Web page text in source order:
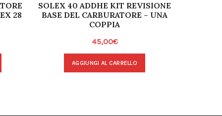
28
SOLEX 40 ADDHE KIT REVISIONE
BASE DEL CARBURATORE – UNA
COPPIA
45,00€
AGGIUNGI AL CARRELLO